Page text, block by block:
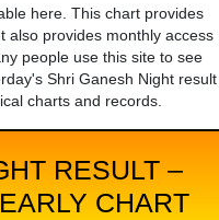
here. This chart provides
also provides monthly access
people use this site to see
Shri Ganesh Night result
charts and records.
RESULT –
CHART